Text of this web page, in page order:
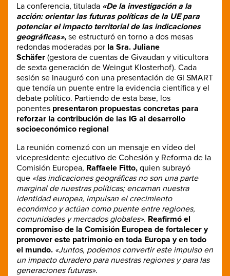
La conferencia, titulada «De la investigación a la
acción: orientar las futuras políticas de la UE para
potenciar el impacto territorial de las indicaciones
geográficas», se estructuró en torno a dos mesas
redondas moderadas por la Sra. Juliane
Schäfer (gestora de cuentas de Givaudan y viticultora
de sexta generación de Weingut Klosterhof). Cada
sesión se inauguró con una presentación de GI SMART
que tendía un puente entre la evidencia científica y el
debate político. Partiendo de esta base, los
ponentes presentaron propuestas concretas para
reforzar la contribución de las IG al desarrollo
socioeconómico regional
La reunión comenzó con un mensaje en vídeo del
vicepresidente ejecutivo de Cohesión y Reforma de la
Comisión Europea, Raffaele Fitto, quien subrayó
que «las indicaciones geográficas no son una parte
marginal de nuestras políticas; encarnan nuestra
identidad europea, impulsan el crecimiento
económico y actúan como puente entre regiones,
comunidades y mercados globales». Reafirmó el
compromiso de la Comisión Europea de fortalecer y
promover este patrimonio en toda Europa y en todo
el mundo. «Juntos, podemos convertir este impulso en
un impacto duradero para nuestras regiones y para las
generaciones futuras».